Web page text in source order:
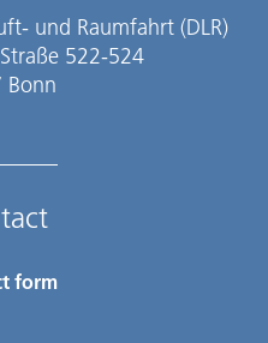
und Raumfahrt (DLR)
522-524
Bonn
form